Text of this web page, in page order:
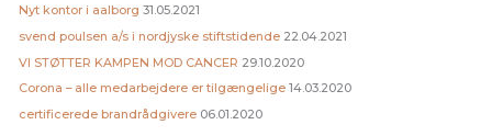
Nyt kontor i aalborg 31.05.2021
svend poulsen a/s i nordjyske stiftstidende 22.04.2021
VI STØTTER KAMPEN MOD CANCER 29.10.2020
Corona – alle medarbejdere er tilgængelige 14.03.2020
certificerede brandrådgivere 06.01.2020